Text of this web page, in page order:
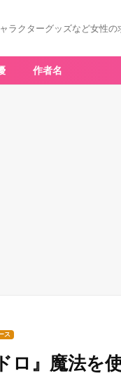
ラクターグッズなど女性
作者名
ス
ロ』魔法を